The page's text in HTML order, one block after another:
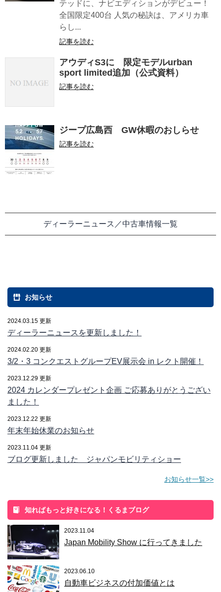
テッドに、ナビエディションがデビュー！
全国限定400台 人気の秘訣は、アメリカ車
らし...
記事を読む
アウディS3に 限定モデルurban
sport limited追加（公式資料）
記事を読む
ジープ広島西 GW休暇のおしらせ
記事を読む
ディーラーニュース／中古車情報一覧
お知らせ
2024.03.15 更新
ディーラーニュースを更新しました！
2024.02.20 更新
3/2・3 コンクエストグループEV展示会 in レクト開催！
2023.12.29 更新
2024 カレンダープレゼント企画 ご応募ありがとうござい
ました！
2023.12.22 更新
年末年始休業のお知らせ
2023.11.04 更新
ブログ更新しました ジャパンモビリティショー
お知らせ一覧>>
知ればもっと好きになる！くるまブログ
2023.11.04
Japan Mobility Show に行ってきました
2023.06.10
自動車ビジネスの付加価値とは